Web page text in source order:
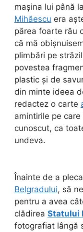
mașina lui până
Mihăescu era
părea foarte rău
că mă
plimbări pe
povestea
plastic și de
din minte ideea
redactez o carte
amintirile pe
cunoscut, ca
undeva.
Înainte de a
Belgradului, să
pentru a avea
clădirea Statului
fotografiat lângă